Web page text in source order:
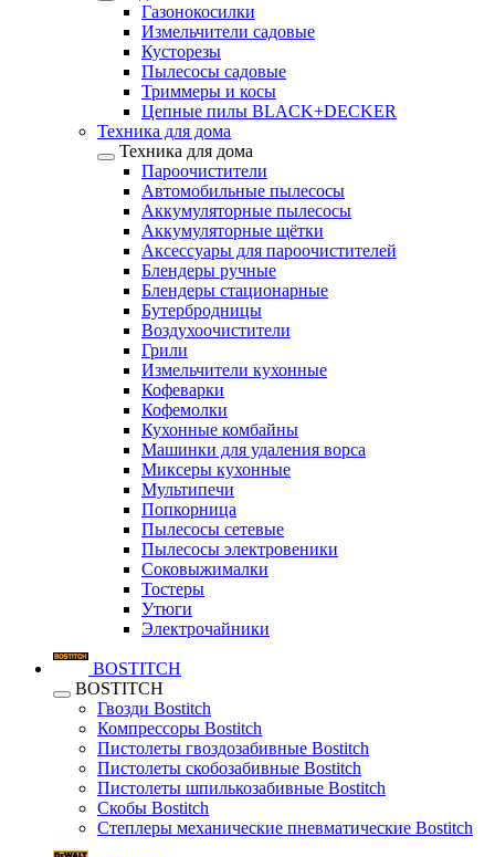
Газонокосилки
Измельчители садовые
Кусторезы
Пылесосы садовые
Триммеры и косы
Цепные пилы BLACK+DECKER
Техника для дома
Техника для дома
Пароочистители
Автомобильные пылесосы
Аккумуляторные пылесосы
Аккумуляторные щётки
Аксессуары для пароочистителей
Блендеры ручные
Блендеры стационарные
Бутербродницы
Воздухоочистители
Грили
Измельчители кухонные
Кофеварки
Кофемолки
Кухонные комбайны
Машинки для удаления ворса
Миксеры кухонные
Мультипечи
Попкорница
Пылесосы сетевые
Пылесосы электровеники
Соковыжималки
Тостеры
Утюги
Электрочайники
BOSTITCH
BOSTITCH
Гвозди Bostitch
Компрессоры Bostitch
Пистолеты гвоздозабивные Bostitch
Пистолеты скобозабивные Bostitch
Пистолеты шпилькозабивные Bostitch
Скобы Bostitch
Степлеры механические пневматические Bostitch